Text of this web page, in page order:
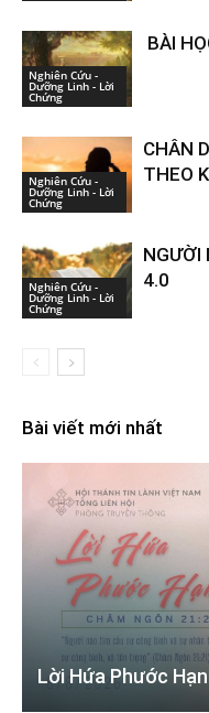
Nghiên Cứu -
Dưỡng Linh - Lời
Chứng
BÀI
Nghiên Cứu -
Dưỡng Linh - Lời
Chứng
CHÂN
THEO
Nghiên Cứu -
Dưỡng Linh - Lời
Chứng
NGƯỜI
4.0
Bài viết mới nhất
Lời Hứa Phước